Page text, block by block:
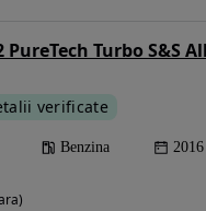
PureTech Turbo S&S
verificate
Benzina 2016